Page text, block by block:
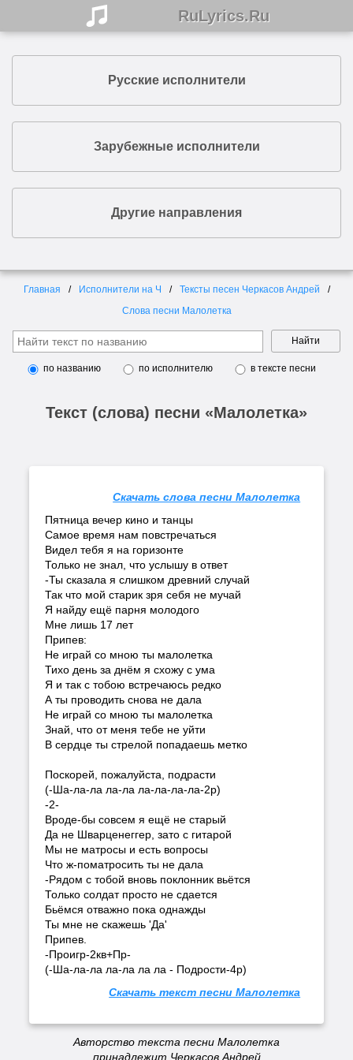
RuLyrics.Ru
Русские исполнители
Зарубежные исполнители
Другие направления
Главная Исполнители на Ч
Тексты песен Черкасов Андрей
Слова песни Малолетка
Найти
по названию по исполнителю в тексте песни
Текст (слова) песни «Малолетка»
Скачать слова песни Малолетка
Пятница вечер кино и танцы
Самое время нам повстречаться
Видел тебя я на горизонте
Только не знал, что услышу в ответ
-Ты сказала я слишком древний случай
Так что мой старик зря себя не мучай
Я найду ещё парня молодого
Мне лишь 17 лет
Припев:
Не играй со мною ты малолетка
Тихо день за днём я схожу с ума
Я и так с тобою встречаюсь редко
А ты проводить снова не дала
Не играй со мною ты малолетка
Знай, что от меня тебе не уйти
В сердце ты стрелой попадаешь метко
Поскорей, пожалуйста, подрасти
(-Ша-ла-ла ла-ла ла-ла-ла-ла-2р)
-2-
Вроде-бы совсем я ещё не старый
Да не Шварценеггер, зато с гитарой
Мы не матросы и есть вопросы
Что ж-поматросить ты не дала
-Рядом с тобой вновь поклонник вьётся
Только солдат просто не сдается
Бьёмся отважно пока однажды
Ты мне не скажешь 'Да'
Припев.
-Проигр-2кв+Пр-
(-Ша-ла-ла ла-ла ла ла - Подрости-4р)
Скачать текст песни Малолетка
Авторство текста песни Малолетка
принадлежит Черкасов Андрей